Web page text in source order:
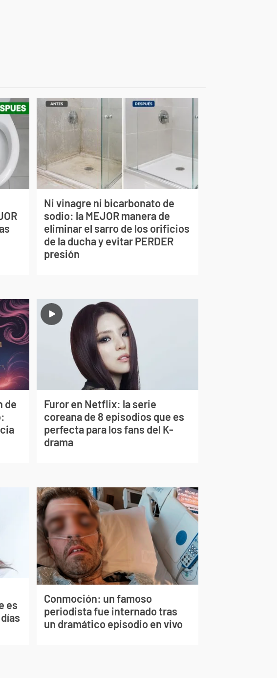
Ni vinagre ni bicarbonato de
sodio: la MEJOR manera de
eliminar el sarro de los orificios
de la ducha y evitar PERDER
presión
de
Furor en Netflix: la serie
coreana de 8 episodios que es
perfecta para los fans del K-
drama
es
Conmoción: un famoso
periodista fue internado tras
un dramático episodio en vivo